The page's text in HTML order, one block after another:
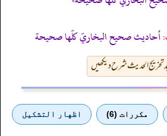
أحاديث صحيح البخاريّ كلّها صحيحة
تخریج الحدیث شرح دیکھیں
مكررات (6) اظهار التشكيل